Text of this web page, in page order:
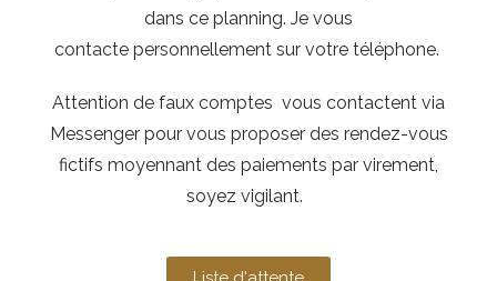
dans ce planning. Je vous
contacte personnellement sur votre téléphone.
Attention de faux comptes vous contactent via
Messenger pour vous proposer des rendez-vous
fictifs moyennant des paiements par virement,
soyez vigilant.